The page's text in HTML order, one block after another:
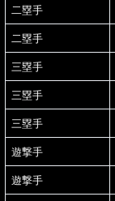
二塁手
二塁手
三塁手
三塁手
三塁手
遊撃手
遊撃手